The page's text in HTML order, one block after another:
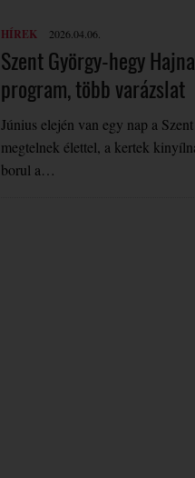
HÍREK 2026.04.06.
Szent György-hegy
program, több varázslat
Június elején van egy nap a
megtelnek élettel, a kertek
borul a…